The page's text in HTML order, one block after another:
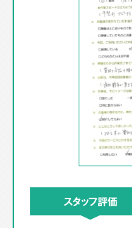
スタッフ評価